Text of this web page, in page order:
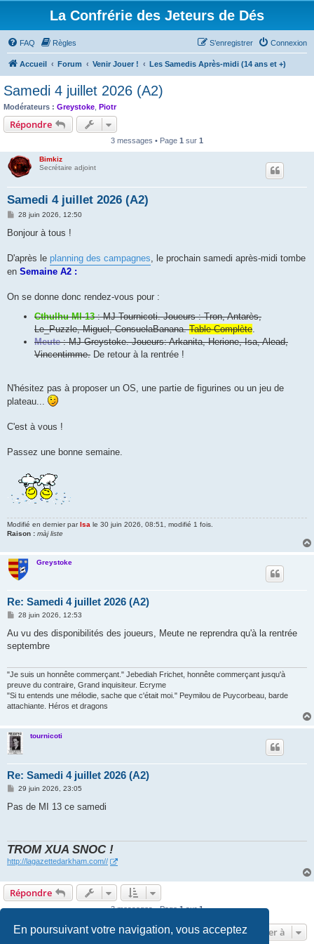
En poursuivant votre navigation, vous acceptez
La Confrérie des Jeteurs de Dés
FAQ Règles Connexion
S’enregistrer
Accueil Forum Venir Jouer ! Les Samedis Après-midi (14 ans et +)
Samedi 4 juillet 2026 (A2)
Modérateurs : Greystoke Piotr
Répondre
3 messages • Page 1 sur 1
Bimkiz
Secrétaire adjoint
Samedi 4 juillet 2026 (A2)
M
s
g
28 juin 2026, 12:50
Bonjour à tous !
D'après le planning des campagnes , le prochain samedi après-midi tombe
en Semaine A2 :
On se donne donc rendez-vous pour :
Cthulhu MI-13: MJ Tournicoti. Joueurs : Tron, Antarès,
Le_Puzzle, Miguel, ConsuelaBanana.Table Complète
Meute: MJ Greystoke. Joueurs: Arkanita, Herione, Isa, Alead,
Vincentimme. De retour à la rentrée !
N'hésitez pas à proposer un OS, une partie de figurines ou un jeu de
plateau...
C'est à vous !
Passez une bonne semaine.
Modifié en dernier parIsa le 30 juin 2026, 08:51, modifié 1 fois.
Raison : màj liste
Greystoke
Re: Samedi 4 juillet 2026 (A2)
M
s
a
28 juin 2026, 12:53
Au vu des disponibilités des joueurs, Meute ne reprendra qu'à la rentrée
septembre
"Je suis un honnête commerçant." Jebediah Frichet, honnête commerçant jusqu'à
preuve du contraire, Grand inquisiteur. Ecryme
"Si tu entends une mélodie, sache que c'était moi." Peymilou de Puycorbeau, barde
attachiante. Héros et dragons
tournicoti
Re: Samedi 4 juillet 2026 (A2)
M
s
29 juin 2026, 23:05
Pas de MI 13 ce samedi
TROM XUA SNOC !
http://lagazettedarkham.com//
Répondre
3 messages • Page1sur1
Aller à